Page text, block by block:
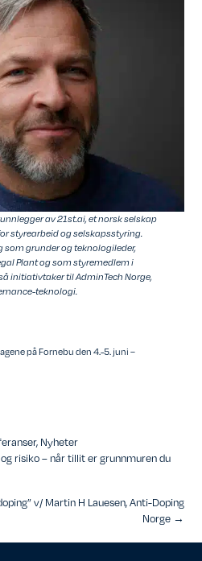
av 21st.ai, et norsk selskap
styrearbeid og selskapsstyring.
som grunder og teknologileder,
Plant og som styremedlem i
initiativtaker til AdminTech Norge,
teknologi.
på Fornebu den 4.-5. juni –
, Nyheter
risiko – når tillit er grunnmuren du
v/ Martin H Lauesen, Anti-Doping
Norge →